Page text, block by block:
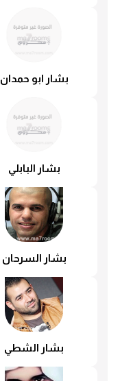
بشار ابو حمدان
بشار البابلي
بشار السرحان
بشار الشطي